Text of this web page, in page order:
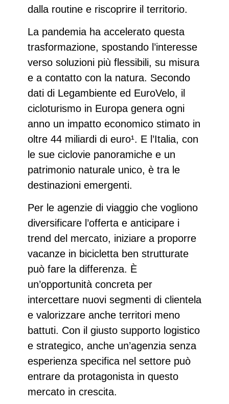
dalla routine e riscoprire il territorio.
La pandemia ha accelerato questa
trasformazione, spostando l’interesse
verso soluzioni più flessibili, su misura
e a contatto con la natura. Secondo
dati di Legambiente ed EuroVelo, il
cicloturismo in Europa genera ogni
anno un impatto economico stimato in
oltre 44 miliardi di euro¹. E l’Italia, con
le sue ciclovie panoramiche e un
patrimonio naturale unico, è tra le
destinazioni emergenti.
Per le agenzie di viaggio che vogliono
diversificare l’offerta e anticipare i
trend del mercato, iniziare a proporre
vacanze in bicicletta ben strutturate
può fare la differenza. È
un’opportunità concreta per
intercettare nuovi segmenti di clientela
e valorizzare anche territori meno
battuti. Con il giusto supporto logistico
e strategico, anche un’agenzia senza
esperienza specifica nel settore può
entrare da protagonista in questo
mercato in crescita.